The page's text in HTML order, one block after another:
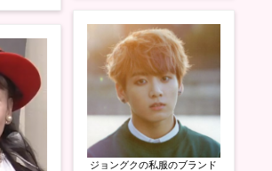
ジョングクの私服のブランド